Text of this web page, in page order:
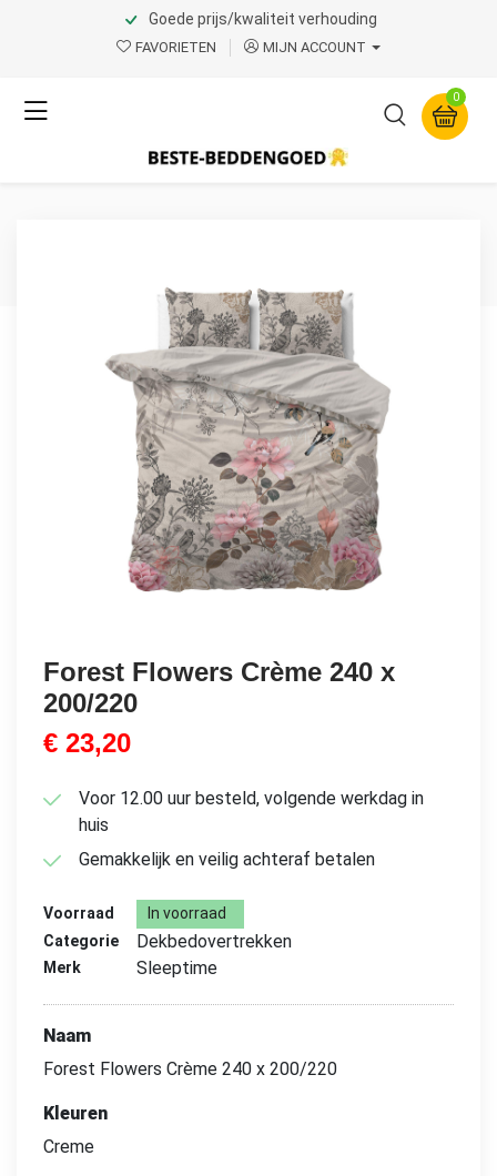
Goede prijs/kwaliteit verhouding
FAVORIETEN MIJN ACCOUNT
0
Home Product Page v.1
Forest Flowers Crème 240
x 200/220
Forest Flowers Crème 240 x
200/220
€ 23,20
Voor 12.00 uur besteld, volgende werkdag in
huis
Gemakkelijk en veilig achteraf betalen
Voorraad
In voorraad
Categorie
Dekbedovertrekken
Merk Sleeptime
Naam
Forest Flowers Crème 240 x 200/220
Kleuren
Creme